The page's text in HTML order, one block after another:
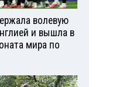
волевую
и вышла в
мира по